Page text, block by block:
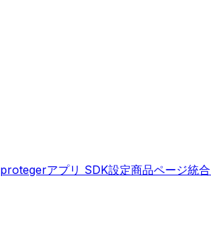
protegerアプリ SDK設定商品ページ統合